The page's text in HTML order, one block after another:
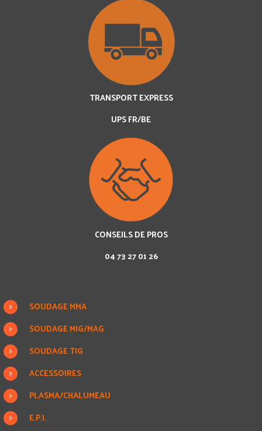
TRANSPORT EXPRESS
UPS FR/BE
CONSEILS DE PROS
04 73 27 01 26
SOUDAGE MMA
SOUDAGE MIG/MAG
SOUDAGE TIG
ACCESSOIRES
PLASMA/CHALUMEAU
E.P.I.